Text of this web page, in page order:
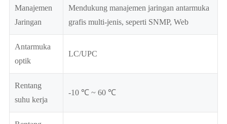
Manajemen
Jaringan
Mendukung manajemen jaringan antarmuka
grafis multi-jenis, seperti SNMP, Web
Antarmuka
optik
LC/UPC
Rentang
suhu kerja
-10 ℃ ~ 60 ℃